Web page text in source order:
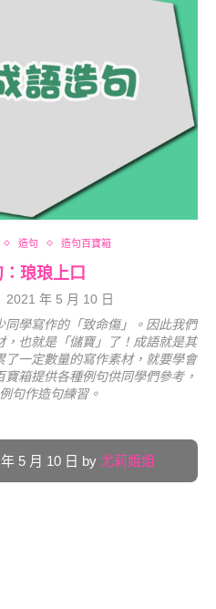
造句 造句百寶箱
琅琅上口
2021 年 5 月 10 日
同學寫作的「致命傷」。因此我們
也就是「儲寶」了！成語就是其
一定數量的寫作素材，就要學會
箱提供各種例句供同學們參考，
句作造句練習。
5 月 10 日 by 尤莉姐姐